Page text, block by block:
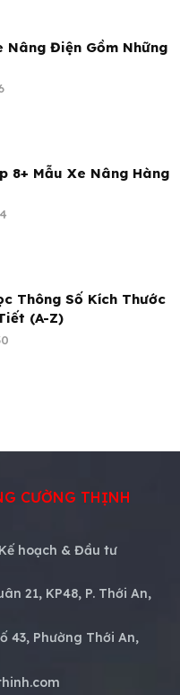
Nâng Điện Gồm Những
8+ Mẫu Xe Nâng Hàng
Thông Số Kích Thước
(A-Z)
CƯỜNG THỊNH
hoạch & Đầu tư
21, KP48, P. Thới An,
43, Phường Thới An,